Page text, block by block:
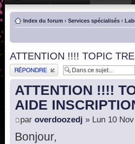
Index du forum ‹ Services spécialisés ‹
ATTENTION !!!! TOPIC
Publier une réponse
ATTENTION !!!!
AIDE
par overdoozedj » Lun 10
Bonjour,